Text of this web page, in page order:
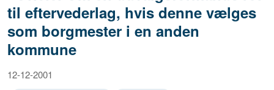
til eftervederlag, hvis denne vælges
som borgmester i en anden
kommune
12-12-2001